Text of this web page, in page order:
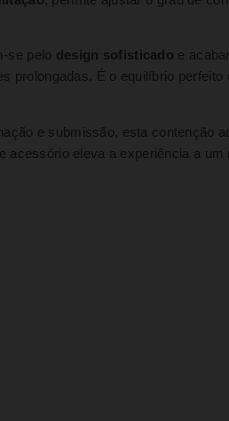
se pelo design sofisticado e
prolongadas. É o equilíbrio perfeito
e submissão, esta contenção
eleva a experiência a um